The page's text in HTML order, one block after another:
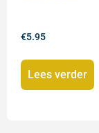
€5.95
Lees verder